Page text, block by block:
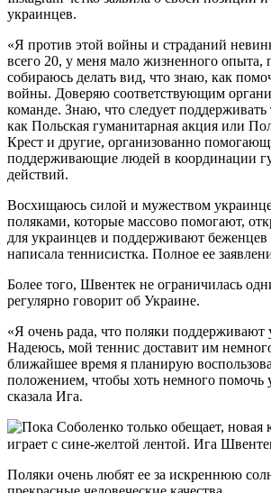
украинцев.
«Я против этой войны и страданий
всего 20, у меня мало жизненного опыта,
собираюсь делать вид, что знаю, как
войны. Доверяю соответствующим
команде. Знаю, что следует поддерживать
как Польская гуманитарная акция или
Крест и другие, организованно
поддерживающие людей в координации
действий.
Восхищаюсь силой и мужеством
поляками, которые массово помогают,
для украинцев и поддерживают беженцев
написала теннисистка. Полное ее
Более того, Швентек не ограничилась
регулярно говорит об Украине.
«Я очень рада, что поляки поддерживают
Надеюсь, мой теннис доставит им
ближайшее время я планирую
положением, чтобы хоть немного помочь
сказала Ига.
Поляки очень любят ее за искреннюю